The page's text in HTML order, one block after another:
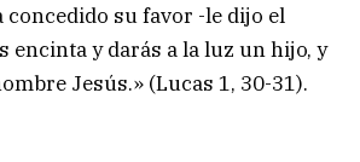
concedido su favor -le dijo el
encinta y darás a la luz un hijo, y
Jesús.» (Lucas 1, 30-31).